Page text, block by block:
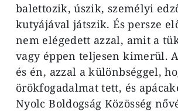
balettozik, úszik, személyi
kutyájával játszik. És persze
nem elégedett azzal, amit a
vagy éppen teljesen kimerül.
és én, azzal a különbséggel,
örökfogadalmat tett, és
Nyolc Boldogság Közösség